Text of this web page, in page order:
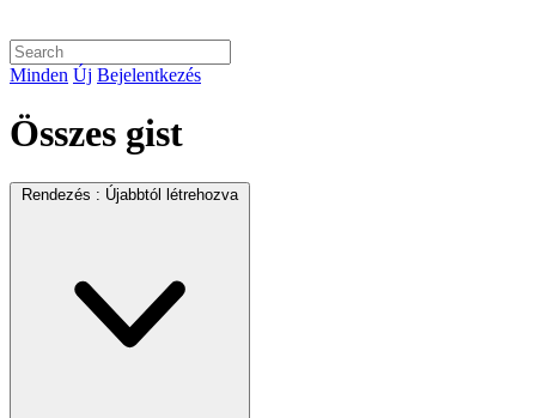
Minden Új Bejelentkezés
Összes gist
Rendezés : Újabbtól létrehozva